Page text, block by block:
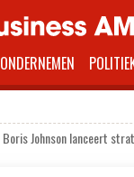
ONDERNEMEN
Boris Johnson lanceert